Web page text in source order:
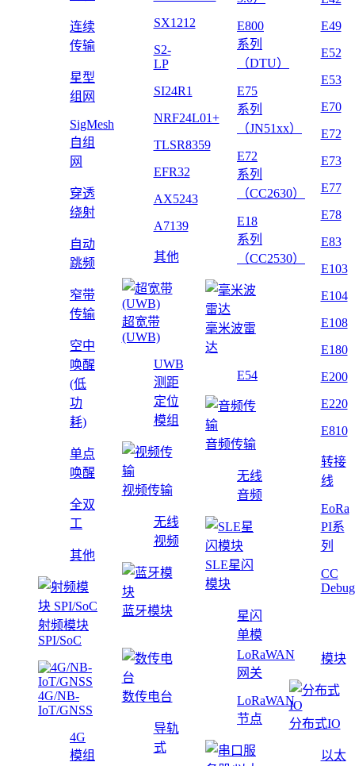
连续
传输
星型
组网
SigMesh
自组
网
穿透
绕射
自动
跳频
窄带
传输
空中
唤醒
(低
功
耗)
单点
唤醒
全双
工
其他
射频模块
SPI/SoC
SX1212
S2-
LP
SI24R1
NRF24L01+
TLSR8359
EFR32
AX5243
A7139
其他
超宽带
(UWB)
UWB
测距
定位
模组
视频传输
无线
视频
蓝牙模块
E800
系列
（DTU）
E75
系列
（JN51xx）
E72
系列
（CC2630）
E18
系列
（CC2530）
毫米波雷
达
E54
音频传输
无线
音频
SLE星闪
模块
星闪
单模
E49
E52
E53
E70
E72
E73
E77
E78
E83
E103
E104
E108
E180
E200
E220
E810
转接
线
EoRa
PI系
列
CC
4G/NB-
IoT/GNSS
4G
模组
数传电台
导轨
式
LoRaWAN
网关
LoRaWAN
节点
模块
分布式IO
以太